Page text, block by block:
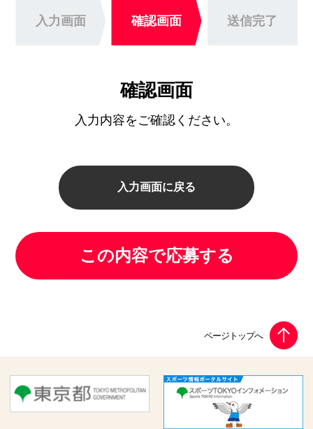
入力画面 確認画面 送信完了
確認画面
入力内容をご確認ください。
入力画面に戻る